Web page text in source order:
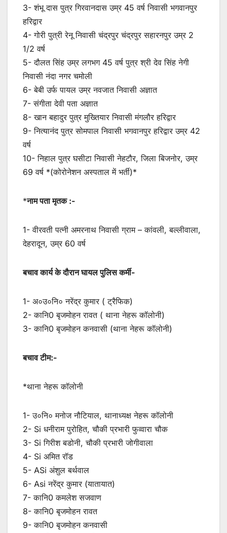
3- शंभू दास पुत्र गिरवानदास उम्र 45 वर्ष निवासी भगवानपुर
हरिद्वार
4- गोरी पुत्री रेनू निवासी चंद्रपुर चंद्रपुर सहारनपुर उम्र 2
1/2 वर्ष
5- दौलत सिंह उम्र लगभग 45 वर्ष पुत्र श्री देव सिंह नेगी
निवासी नंदा नगर चमोली
6- बेबी उर्फ पायल उम्र नवजात निवासी अज्ञात
7- संगीता देवी पता अज्ञात
8- खान बहादुर पुत्र मुख्तियार निवासी मंगलौर हरिद्वार
9- नित्यानंद पुत्र सोमपाल निवासी भगवानपुर हरिद्वार उम्र 42
वर्ष
10- निहाल पुत्र घसीटा निवासी नेहटौर, जिला बिजनोर, उम्र
69 वर्ष *(कोरोनेशन अस्पताल में भर्ती)*
*नाम पता मृतक :-
1- वीरवती पत्नी अमरनाथ निवासी ग्राम – कांवली, बल्लीवाला,
देहरादून, उम्र 60 वर्ष
बचाव कार्य के दौरान घायल पुलिस कर्मी-
1- अ०उ०नि० नरेंद्र कुमार ( ट्रैफिक)
2- कानि0 बृजमोहन रावत ( थाना नेहरू कॉलोनी)
3- कानि0 बृजमोहन कनवासी (थाना नेहरू कॉलोनी)
बचाव टीम:-
*थाना नेहरू कॉलोनी
1- उ०नि० मनोज नौटियाल, थानाध्यक्ष नेहरू कॉलोनी
2- Si धनीराम पुरोहित, चौकी प्रभारी फुव्वारा चौक
3- Si गिरीश बडोनी, चौकी प्रभारी जोगीवाला
4- Si अमित रॉड
5- ASi अंशुल बर्थवाल
6- Asi नरेंद्र कुमार (यातायात)
7- कानि0 कमलेश सजवाण
8- कानि0 बृजमोहन रावत
9- कानि0 बृजमोहन कनवासी